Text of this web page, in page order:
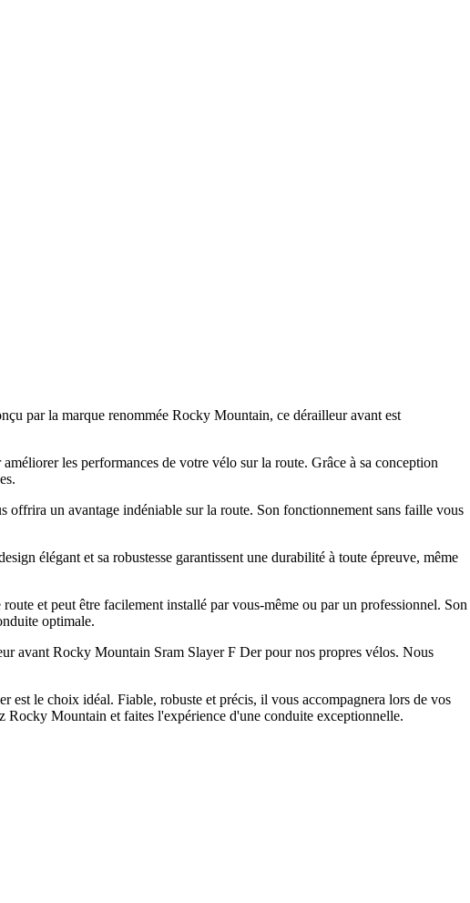
par la marque renommée Rocky Mountain, ce dérailleur avant est
les performances de votre vélo sur la route. Grâce à sa conception
un avantage indéniable sur la route. Son fonctionnement sans faille vous
élégant et sa robustesse garantissent une durabilité à toute épreuve, même
et peut être facilement installé par vous-même ou par un professionnel. Son
optimale.
avant Rocky Mountain Sram Slayer F Der pour nos propres vélos. Nous
le choix idéal. Fiable, robuste et précis, il vous accompagnera lors de vos
Rocky Mountain et faites l'expérience d'une conduite exceptionnelle.